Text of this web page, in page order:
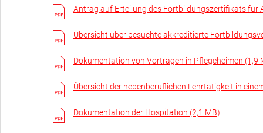
Antrag auf Erteilung des Fortbildungszertifikats für
Übersicht über besuchte akkreditierte
Dokumentation von Vorträgen in Pflegeheimen (1,9
Übersicht der nebenberuflichen Lehrtätigkeit in
Dokumentation der Hospitation (2,1 MB)